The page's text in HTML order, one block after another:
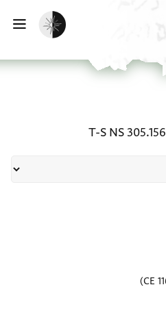
تفعيل الوضع المظلم
T-S NS 305.156